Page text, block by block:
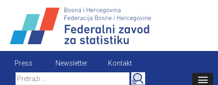
content
Press Newsletter
Kontakt
Search